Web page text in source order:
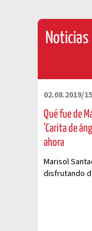
02.08.2019/
Qué fue de
‘Carita de
ahora
Marisol
disfrutando